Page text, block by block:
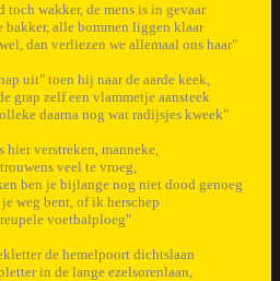
toch wakker, de mens is in gevaar
bakker, alle bommen liggen klaar
dan verliezen we allemaal ons haar"
uit" toen hij naar de aarde keek,
grap zelf een vlammetje aansteek
daarna nog wat radijsjes kweek"
verstreken, manneke,
veel te vroeg,
ben je bijlange nog niet dood genoeg
weg bent, of ik herschep
voetbalploeg"
de hemelpoort dichtslaan
in de lange ezelsorenlaan,